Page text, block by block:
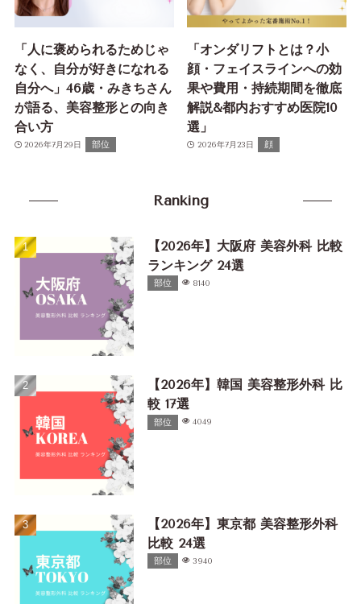
「人に褒められるためじゃ
なく、自分が好きになれる
自分へ」46歳・みきちさん
が語る、美容整形との向き
合い方
2026年7月29日 部位
「オンダリフトとは？小
顔・フェイスラインへの効
果や費用・持続期間を徹底
解説&都内おすすめ医院10
選」
2026年7月23日 顔
Ranking
【2026年】大阪府 美容外科 比較
ランキング 24選
部位 8140
【2026年】韓国 美容整形外科 比
較 17選
部位 4049
【2026年】東京都 美容整形外科
比較 24選
部位 3940